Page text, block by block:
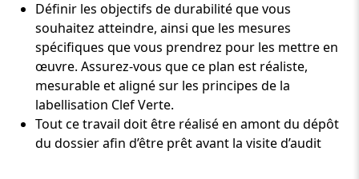
Définir les objectifs de durabilité que vous
souhaitez atteindre, ainsi que les mesures
spécifiques que vous prendrez pour les mettre en
œuvre. Assurez-vous que ce plan est réaliste,
mesurable et aligné sur les principes de la
labellisation Clef Verte.
Tout ce travail doit être réalisé en amont du dépôt
du dossier afin d’être prêt avant la visite d’audit